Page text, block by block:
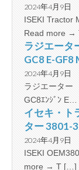
2024年4月9日
ISEKI Tractor
Read more
ラジエータ
GC8 E-GF8
2024年4月9日
ラジエータ
GC8ｴﾝｼﾞﾝ
イセキ・ト
ター 3801-
2024年4月9日
ISEKI
more → T […]